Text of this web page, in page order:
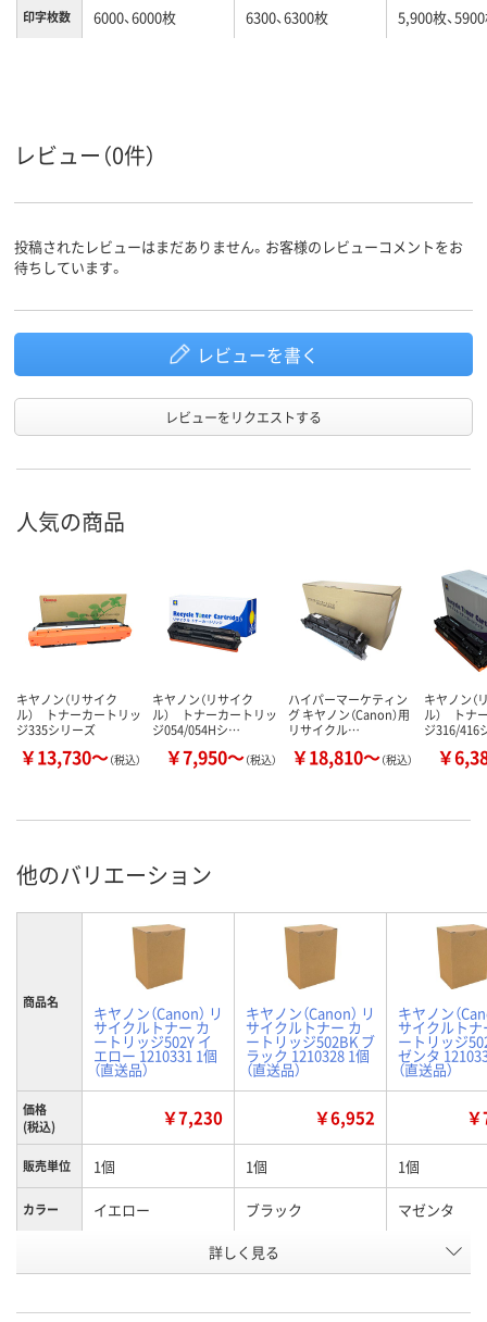
印字枚数 6000、6000枚 6300、6300枚 5,900枚、
対応メー
カー
キヤノン
レビュー（0件）
投稿されたレビューはまだありません。お客様のレビューコメントをお
待ちしています。
レビューを書く
レビューをリクエストする
人気の商品
キヤノン（リサイク
ル） トナーカートリッ
ジ335シリーズ
￥13,730～（税込）
キヤノン（リサイク
ル） トナーカートリッ
ジ054/054Hシ…
￥7,950～（税込）
ハイパーマーケティン
グ キヤノン（Canon）用
リサイクル…
￥18,810～（税込）
キヤノン（
ル） トナ
ジ316/416
￥
他のバリエーション
商品名
キヤノン（Canon） リ
サイクルトナー カ
ートリッジ502Y イ
エロー 1210331 1個
（直送品）
キヤノン（Canon） リ
サイクルトナー カ
ートリッジ502BK ブ
ラック 1210328 1個
（直送品）
キヤノン（
サイクルトナ
ートリッジ
ゼンタ
（直送品）
価格
(税込)
￥7,230 ￥6,952
販売単位 1個 1個 1個
カラー イエロー ブラック マゼンタ
P286916 P286918
詳しく見る